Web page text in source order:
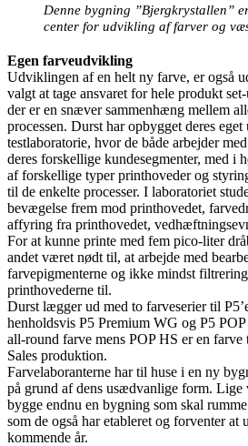
Denne bygning ”Bjergkrystallen”
center for udvikling af farver og
Egen farveudvikling
Udviklingen af en helt ny farve, er også
valgt at tage ansvaret for hele produkt
der er en snæver sammenhæng mellem
processen. Durst har opbygget deres
testlaboratorie, hvor de både arbejder
deres forskellige kundesegmenter, med i
af forskellige typer printhoveder og
til de enkelte processer. I laboratoriet
bevægelse frem mod printhovedet,
affyring fra printhovedet,
For at kunne printe med fem pico-liter
andet været nødt til, at arbejde med
farvepigmenterne og ikke mindst
printhovederne til.
Durst lægger ud med to farveserier til
henholdsvis P5 Premium WG og P5
all-round farve mens POP HS er en
Sales produktion.
Farvelaboranterne har til huse i en ny
på grund af dens usædvanlige form. Lige
bygge endnu en bygning som skal
som de også har etableret og forventer at
kommende år.